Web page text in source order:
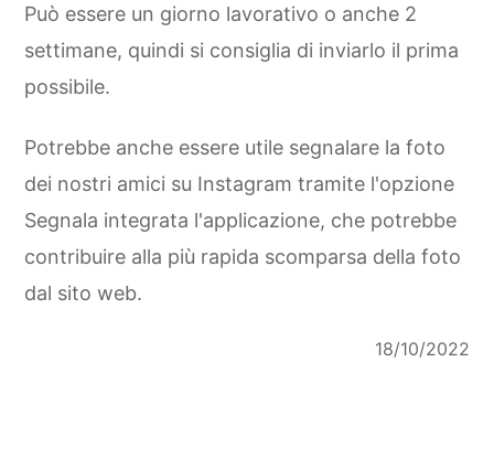
Può essere un giorno lavorativo o anche 2
settimane, quindi si consiglia di inviarlo il prima
possibile.
Potrebbe anche essere utile segnalare la foto
dei nostri amici su Instagram tramite l'opzione
Segnala integrata l'applicazione, che potrebbe
contribuire alla più rapida scomparsa della foto
dal sito web.
18/10/2022